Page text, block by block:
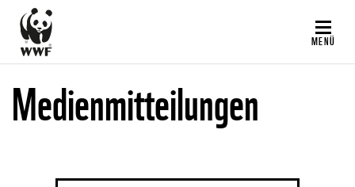
Direkt
zum
Inhalt
MENÜ
Medienmitteilungen